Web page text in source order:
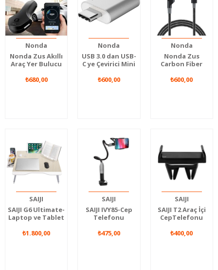
Nonda
Nonda Zus Akıllı
Araç Yer Bulucu
Titanyum Uçlu
₺680,00
Nonda
USB 3.0 dan USB-
C ye Çevirici Mini
₺600,00
Nonda
Nonda Zus
Carbon Fiber
Duty iphone şarj
₺600,00
SAIJI
SAIJI G6 Ultimate-
Laptop ve Tablet
Masası
₺1.800,00
SAIJI
SAIJI IVY85-Cep
Telefonu
₺475,00
SAIJI
SAIJI T2 Araç İçi
CepTelefonu
₺400,00